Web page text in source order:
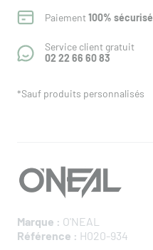
Paiement100% sécurisé
Service client gratuit
02 22 66 60 83
*Sauf produits personnalisés
Marque : O'NEAL
Référence : H020-934